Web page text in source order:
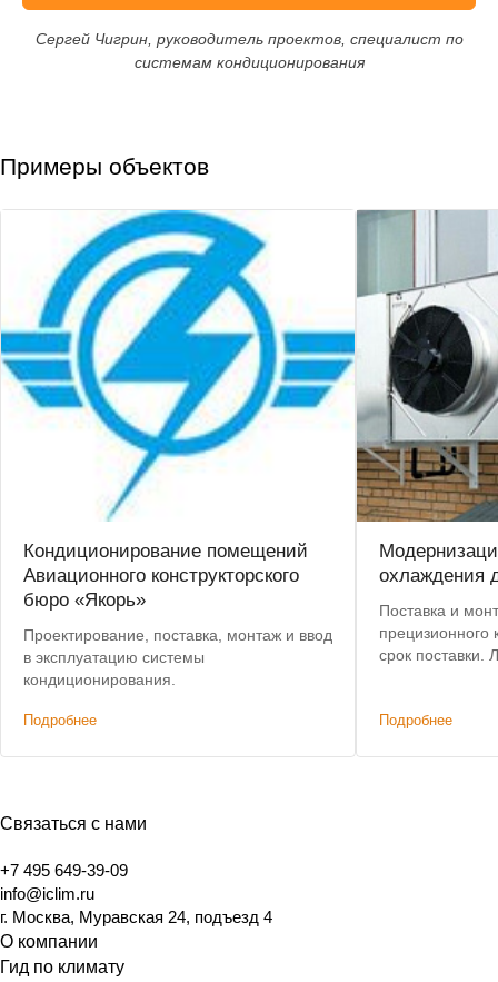
Сергей Чигрин, руководитель проектов, специалист по
системам кондиционирования
Примеры объектов
Кондиционирование помещений
Авиационного конструкторского
бюро «Якорь»
Проектирование, поставка, монтаж и ввод
в эксплуатацию системы
кондиционирования.
Подробнее
охлаждения
Поставка и
прецизионного
срок поставки. Лучшая цена по
Подробнее
Связаться с нами
+7 495 649-39-09
info@iclim.ru
г. Москва, Муравская 24, подъезд 4
О компании
Гид по климату